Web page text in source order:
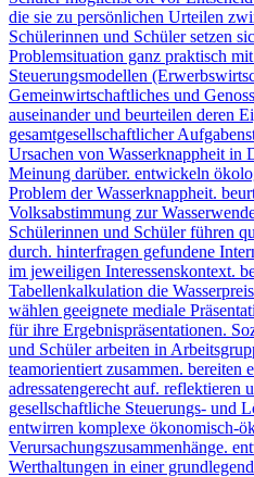
die sie zu persönlichen Urteilen
Schülerinnen und Schüler setzen
Problemsituation ganz praktisch
Steuerungsmodellen
Gemeinwirtschaftliches und
auseinander und beurteilen deren
gesamtgesellschaftlicher
Ursachen von Wasserknappheit in
Meinung darüber. entwickeln
Problem der Wasserknappheit.
Volksabstimmung zur
Schülerinnen und Schüler führen
durch. hinterfragen gefundene
im jeweiligen Interessenskontext.
Tabellenkalkulation die
wählen geeignete mediale
für ihre Ergebnispräsentationen.
und Schüler arbeiten in
teamorientiert zusammen. bereiten
adressatengerecht auf. reflektieren
gesellschaftliche Steuerungs- und
entwirren komplexe ökonomisch-
Verursachungszusammenhänge.
Werthaltungen in einer